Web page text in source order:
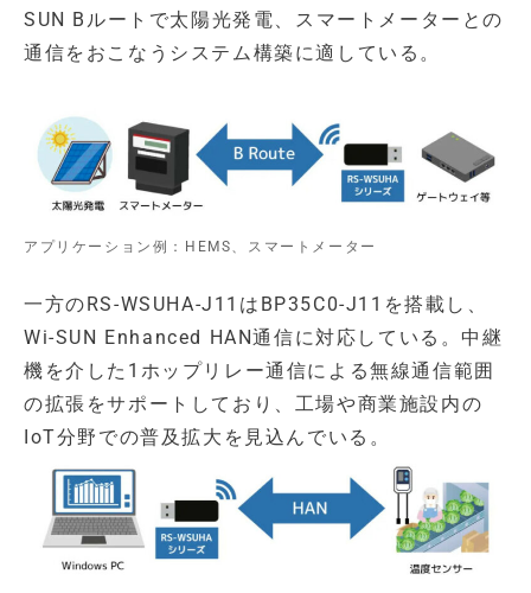
SUN Bルートで太陽光発電、スマートメーターとの
通信をおこなうシステム構築に適している。
アプリケーション例：HEMS、スマートメーター
一方のRS-WSUHA-J11はBP35C0-J11を搭載し、
Wi-SUN Enhanced HAN通信に対応している。中継
機を介した1ホップリレー通信による無線通信範囲
の拡張をサポートしており、工場や商業施設内の
IoT分野での普及拡大を見込んでいる。